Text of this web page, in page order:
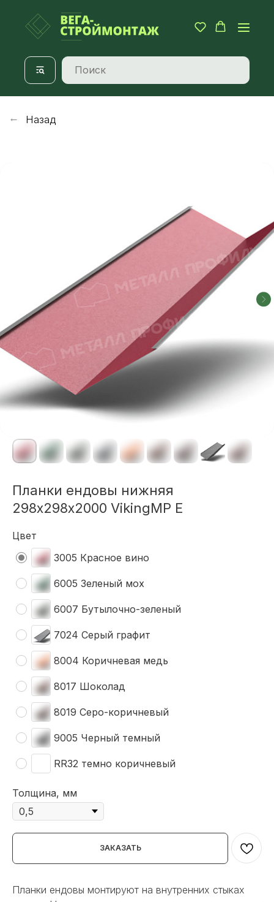
Назад
Планки ендовы нижняя
298х298х2000 VikingMP E
Цвет
3005 Красное вино
6005 Зеленый мох
6007 Бутылочно-зеленый
7024 Серый графит
8004 Коричневая медь
8017 Шоколад
8019 Серо-коричневый
9005 Черный темный
RR32 темно коричневый
Толщина, мм
ЗАКАЗАТЬ
Планки ендовы монтируют на внутренних стыках